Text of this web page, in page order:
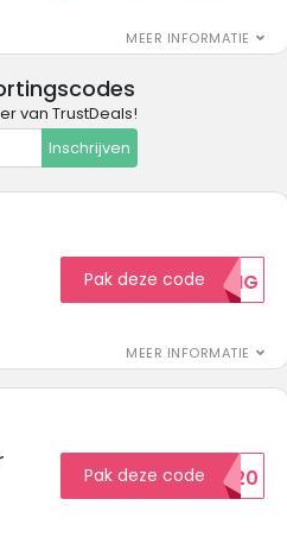
MEER INFORMATIE
van TrustDeals!
Inschrijven
MEER INFORMATIE
Pak deze code5KORTING
Pak deze codeEXTRA20